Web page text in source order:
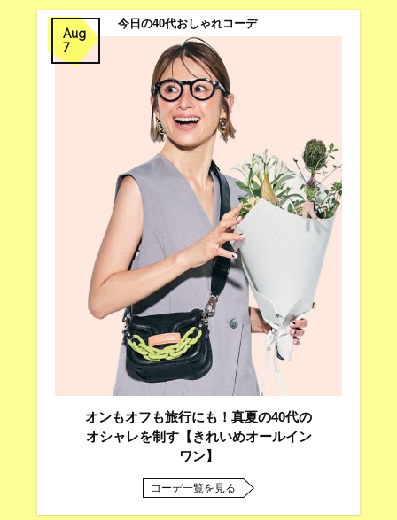
Aug
7
今日の40代おしゃれコーデ
オンもオフも旅行にも！真夏の40代の
オシャレを制す【きれいめオールイン
ワン】
コーデ一覧を見る